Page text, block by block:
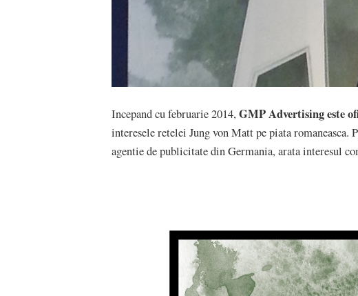
Incepand cu februarie 2014, GMP Advertising este
interesele retelei Jung von Matt pe piata
agentie de publicitate din Germania, arata interesul